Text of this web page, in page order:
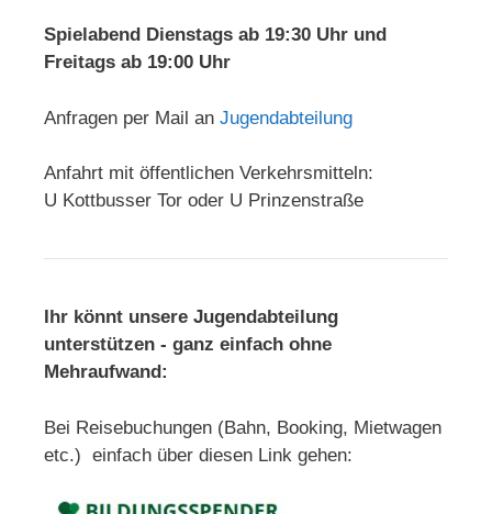
Spielabend Dienstags ab 19:30 Uhr und
Freitags ab 19:00 Uhr
Anfragen per Mail an Jugendabteilung
Anfahrt mit öffentlichen Verkehrsmitteln:
U Kottbusser Tor oder U Prinzenstraße
Ihr könnt unsere Jugendabteilung
unterstützen - ganz einfach ohne
Mehraufwand:
Bei Reisebuchungen (Bahn, Booking, Mietwagen
etc.) einfach über diesen Link gehen: